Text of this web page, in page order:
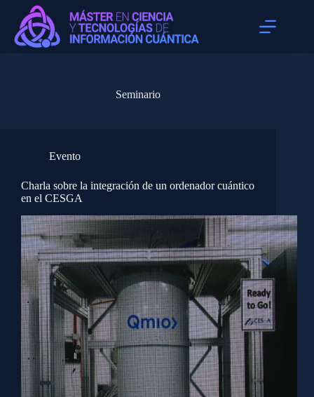
Seminario
Evento
Charla sobre la integración de un ordenador cuántico
en el CESGA